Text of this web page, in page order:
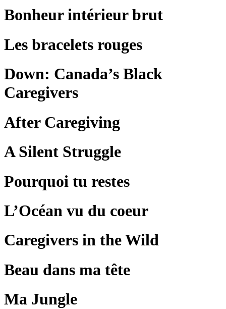
Bonheur intérieur brut
Les bracelets rouges
Down: Canada’s Black
Caregivers
After Caregiving
A Silent Struggle
Pourquoi tu restes
L’Océan vu du coeur
Caregivers in the Wild
Beau dans ma tête
Ma Jungle